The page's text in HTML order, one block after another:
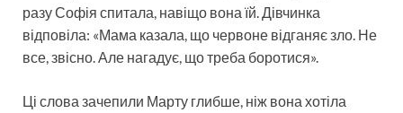
разу Софія спитала, навіщо вона їй. Дівчинка
відповіла: «Мама казала, що червоне відганяє зло. Не
все, звісно. Але нагадує, що треба боротися».
Ці слова зачепили Марту глибше, ніж вона хотіла